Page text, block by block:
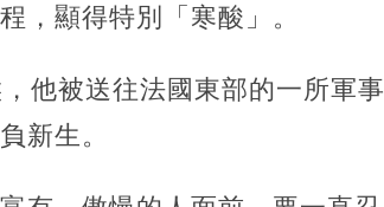
，顯得特別「寒酸」。
他被送往法國東部的一所軍事
新生。